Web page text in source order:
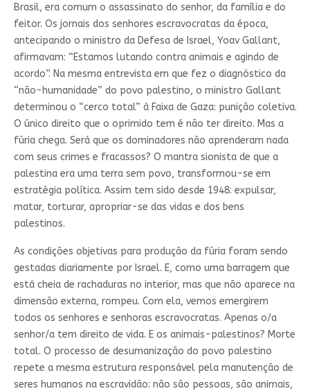
Brasil, era comum o assassinato do senhor, da família e do
feitor. Os jornais dos senhores escravocratas da época,
antecipando o ministro da Defesa de Israel, Yoav Gallant,
afirmavam: “Estamos lutando contra animais e agindo de
acordo”. Na mesma entrevista em que fez o diagnóstico da
“não-humanidade” do povo palestino, o ministro Gallant
determinou o “cerco total” à Faixa de Gaza: punição coletiva.
O único direito que o oprimido tem é não ter direito. Mas a
fúria chega. Será que os dominadores não aprenderam nada
com seus crimes e fracassos? O mantra sionista de que a
palestina era uma terra sem povo, transformou-se em
estratégia política. Assim tem sido desde 1948: expulsar,
matar, torturar, apropriar-se das vidas e dos bens
palestinos.
As condições objetivas para produção da fúria foram sendo
gestadas diariamente por Israel. E, como uma barragem que
está cheia de rachaduras no interior, mas que não aparece na
dimensão externa, rompeu. Com ela, vemos emergirem
todos os senhores e senhoras escravocratas. Apenas o/a
senhor/a tem direito de vida. E os animais-palestinos? Morte
total. O processo de desumanização do povo palestino
repete a mesma estrutura responsável pela manutenção de
seres humanos na escravidão: não são pessoas, são animais,